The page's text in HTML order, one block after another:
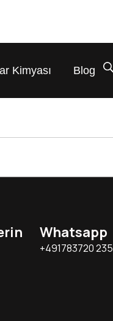
Kimyası Blog
Whatsapp
+491783720 235